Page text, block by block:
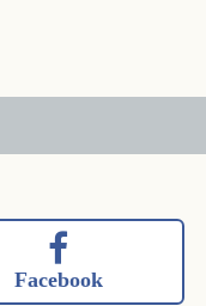
Facebook